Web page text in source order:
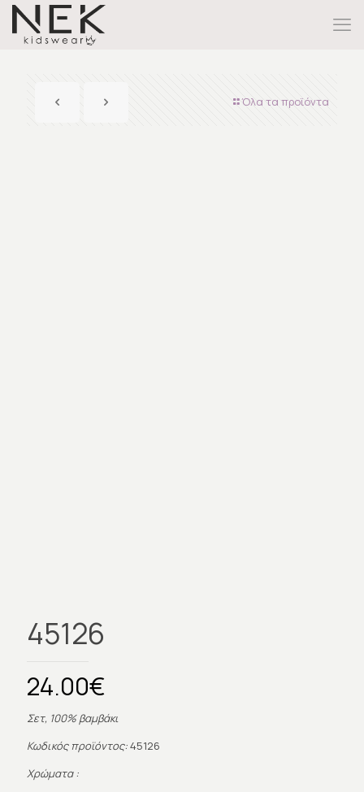
Όλα τα προϊόντα
45126
24.00€
Σετ, 100% βαμβάκι
Κωδικός προϊόντος:45126
Χρώματα :